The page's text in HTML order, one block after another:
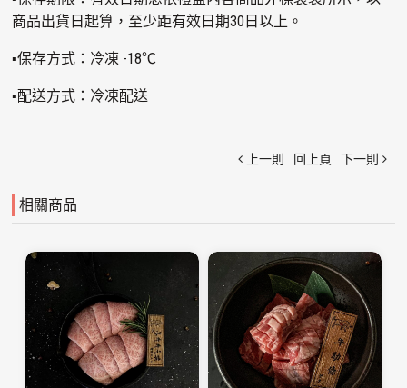
商品出貨日起算，至少距有效日期30日以上。
▪保存方式：冷凍 -18℃
▪配送方式：冷凍配送
上一則 回上頁 下一則
相關商品